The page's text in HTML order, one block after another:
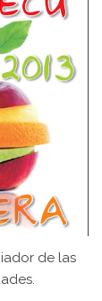
de las